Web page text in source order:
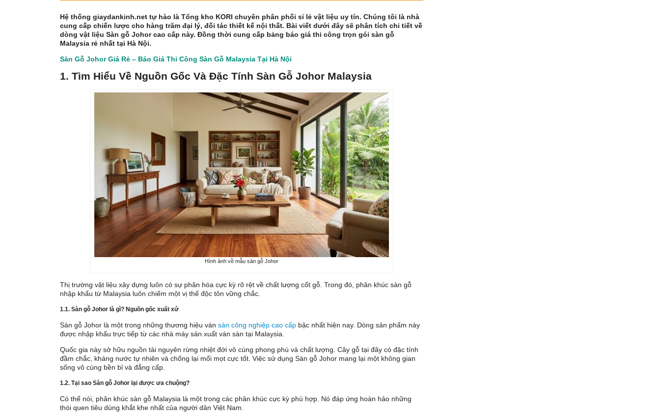
Hệ thống giaydankinh.net tự hào là Tổng kho KORI chuyên phân phối sỉ lẻ vật liệu uy tín. Chúng tôi là nhà
cung cấp chiến lược cho hàng trăm đại lý, đối tác thiết kế nội thất. Bài viết dưới đây sẽ phân tích chi tiết về
dòng vật liệu Sàn gỗ Johor cao cấp này. Đồng thời cung cấp bảng báo giá thi công trọn gói sàn gỗ
Malaysia rẻ nhất tại Hà Nội.
Sàn Gỗ Johor Giá Rẻ – Báo Giá Thi Công Sàn Gỗ Malaysia Tại Hà Nội
1. Tìm Hiểu Về Nguồn Gốc Và Đặc Tính Sàn Gỗ Johor Malaysia
Hình ảnh về mẫu sàn gỗ Johor
Thị trường vật liệu xây dựng luôn có sự phân hóa cực kỳ rõ rệt về chất lượng cốt gỗ. Trong đó, phân khúc sàn gỗ
nhập khẩu từ Malaysia luôn chiếm một vị thế độc tôn vững chắc.
1.1. Sàn gỗ Johor là gì? Nguồn gốc xuất xứ
Sàn gỗ Johor là một trong những thương hiệu ván sàn công nghiệp cao cấp bậc nhất hiện nay. Dòng sản phẩm này
được nhập khẩu trực tiếp từ các nhà máy sản xuất ván sàn tại Malaysia.
Quốc gia này sở hữu nguồn tài nguyên rừng nhiệt đới vô cùng phong phú và chất lượng. Cây gỗ tại đây có đặc tính
đầm chắc, kháng nước tự nhiên và chống lại mối mọt cực tốt. Việc sử dụng Sàn gỗ Johor mang lại một không gian
sống vô cùng bền bỉ và đẳng cấp.
1.2. Tại sao Sàn gỗ Johor lại được ưa chuộng?
Có thể nói, phân khúc sàn gỗ Malaysia là một trong các phân khúc cực kỳ phù hợp. Nó đáp ứng hoàn hảo những
thói quen tiêu dùng khắt khe nhất của người dân Việt Nam.